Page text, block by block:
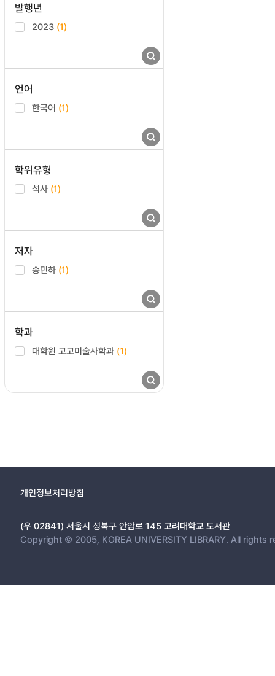
발행년
2023 (1)
언어
한국어 (1)
학위유형
석사 (1)
저자
송민하 (1)
학과
대학원 고고미술사학과 (1)
개인정보처리방침
(우 02841) 서울시 성북구 안암로 145 고려대학교 도서관
Copyright © 2005, KOREA UNIVERSITY LIBRARY. All rights